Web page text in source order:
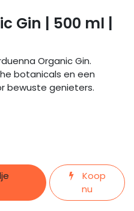
Gin | 500 ml |
Organic Gin.
botanicals en een
bewuste genieters.
Koop
nu